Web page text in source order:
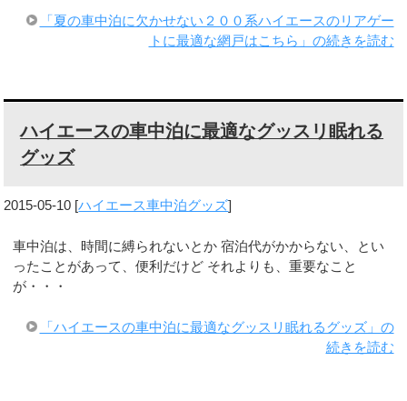
「夏の車中泊に欠かせない２００系ハイエースのリアゲー
トに最適な網戸はこちら」の続きを読む
ハイエースの車中泊に最適なグッスリ眠れる
グッズ
2015-05-10 [ハイエース車中泊グッズ]
車中泊は、時間に縛られないとか 宿泊代がかからない、とい
ったことがあって、便利だけど それよりも、重要なこと
が・・・
「ハイエースの車中泊に最適なグッスリ眠れるグッズ」の
続きを読む